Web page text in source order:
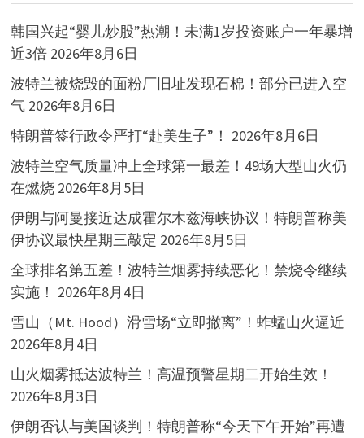
韩国兴起“婴儿炒股”热潮！未满1岁投资账户一年暴增
近3倍 2026年8月6日
波特兰被烧毁的面粉厂旧址发现石棉！部分已进入空
气 2026年8月6日
特朗普签行政令严打“赴美生子”！ 2026年8月6日
波特兰空气质量冲上全球第一最差！49场大型山火仍
在燃烧 2026年8月5日
伊朗与阿曼接近达成霍尔木兹海峡协议！特朗普称美
伊协议最快星期三敲定 2026年8月5日
全球排名第五差！波特兰烟雾持续恶化！禁烧令继续
实施！ 2026年8月4日
雪山（Mt. Hood）滑雪场“立即撤离”！蚱蜢山火逼近
2026年8月4日
山火烟雾抵达波特兰！高温预警星期二开始生效！
2026年8月3日
伊朗否认与美国谈判！特朗普称“今天下午开始”再遭